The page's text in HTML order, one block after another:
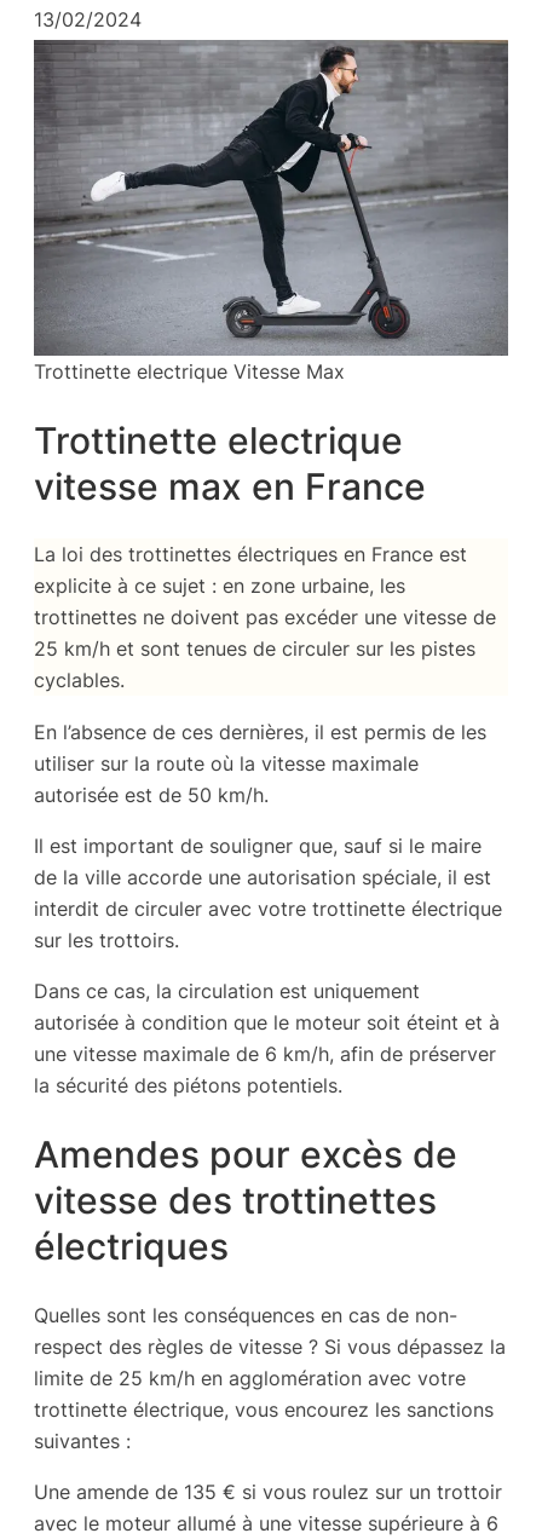
13/02/2024
Trottinette electrique Vitesse Max
Trottinette electrique
vitesse max en France
La loi des trottinettes électriques en France est
explicite à ce sujet : en zone urbaine, les
trottinettes ne doivent pas excéder une vitesse de
25 km/h et sont tenues de circuler sur les pistes
cyclables.
En l’absence de ces dernières, il est permis de les
utiliser sur la route où la vitesse maximale
autorisée est de 50 km/h.
Il est important de souligner que, sauf si le maire
de la ville accorde une autorisation spéciale, il est
interdit de circuler avec votre trottinette électrique
sur les trottoirs.
Dans ce cas, la circulation est uniquement
autorisée à condition que le moteur soit éteint et à
une vitesse maximale de 6 km/h, afin de préserver
la sécurité des piétons potentiels.
Amendes pour excès de
vitesse des trottinettes
électriques
Quelles sont les conséquences en cas de non-
respect des règles de vitesse ? Si vous dépassez la
limite de 25 km/h en agglomération avec votre
trottinette électrique, vous encourez les sanctions
suivantes :
Une amende de 135 € si vous roulez sur un trottoir
avec le moteur allumé à une vitesse supérieure à 6